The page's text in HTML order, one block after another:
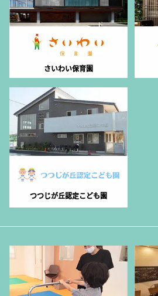
さいわい保育園
つつじが丘認定こども園